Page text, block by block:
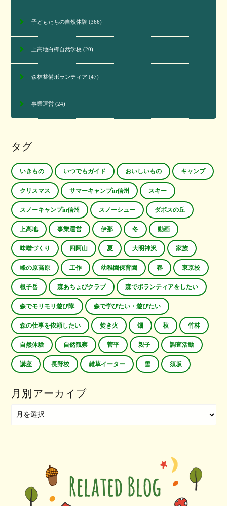
子どもたちの自然体験(366)
上高地白樺自然学校(20)
森林整備ボランティア (47)
事業運営(24)
タグ
いきもの いつでもガイド おいしいもの キャンプ
クリスマス サマーキャンプin信州 スキー
スノーキャンプin信州 スノーシュー ダボスの丘
上高地 事業運営 伊那 冬 動画
味噌づくり 四阿山 夏 大明神沢 家族
峰の原高原 工作 幼稚園保育園 春 東京校
根子岳 森あちょびクラブ 森でボランティアをしたい
森でモリモリ遊び隊 森で学びたい・遊びたい
森の仕事を依頼したい 焚き火 畑 秋 竹林
自然体験 自然観察 菅平 親子 調査活動
講座 長野校 雑草イーター 雪 須坂
月別アーカイブ